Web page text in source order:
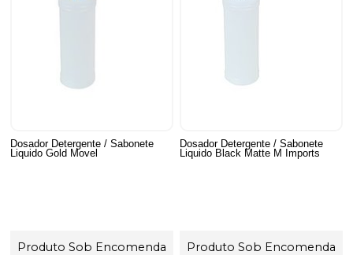
Dosador Detergente / Sabonete
Liquido Gold Movel
Produto Sob Encomenda
Dosador Detergente / Sabonete
Liquido Black Matte M Imports
Produto Sob Encomenda